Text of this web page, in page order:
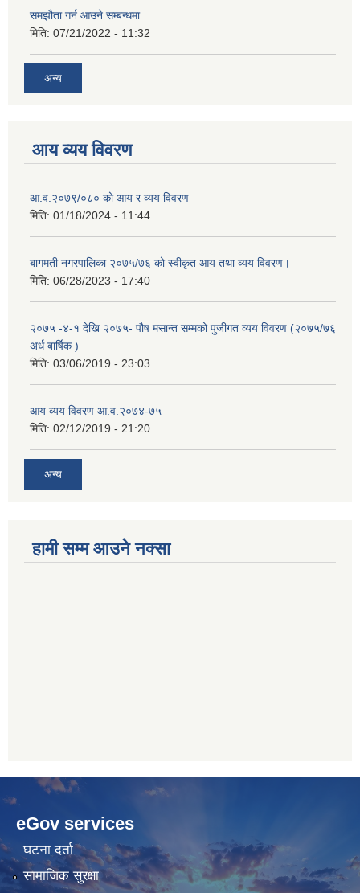
समझौता गर्न आउने सम्बन्धमा
मिति: 07/21/2022 - 11:32
अन्य
आय व्यय विवरण
आ.व.२०७९/०८० को आय र व्यय विवरण
मिति: 01/18/2024 - 11:44
बागमती नगरपालिका २०७५/७६ को स्वीकृत आय तथा व्यय विवरण।
मिति: 06/28/2023 - 17:40
२०७५ -४-१ देखि २०७५- पौष मसान्त सम्मको पुजीगत व्यय विवरण (२०७५/७६
अर्ध बार्षिक )
मिति: 03/06/2019 - 23:03
आय व्यय विवरण आ.व.२०७४-७५
मिति: 02/12/2019 - 21:20
अन्य
हामी सम्म आउने नक्सा
betwild
cratosroyalbet
bahis
siteleri
hdasianporns.net
lunadark.org
bahis
siteleri
eGov services
घटना दर्ता
सामाजिक सुरक्षा